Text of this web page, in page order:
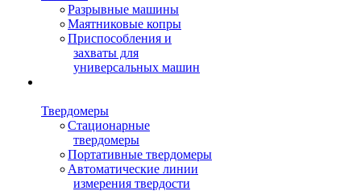
Разрывные машины
Маятниковые копры
Приспособления и
захваты для
универсальных машин
Твердомеры
Стационарные
твердомеры
Портативные твердомеры
Автоматические линии
измерения твердости